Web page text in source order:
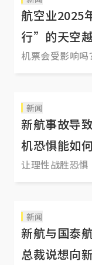
航空业2025
行”的天空
机票会受影响吗
新闻
新航事故导
机恐惧能如
让理性战胜恐惧
新闻
新航与国泰
总裁说想向